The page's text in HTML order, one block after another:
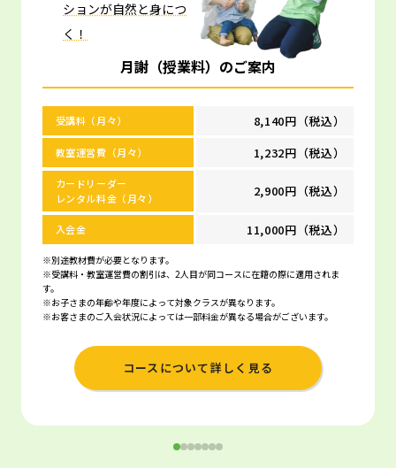
ションが自然と身につ
く！
月謝（授業料）のご案内
受講料（月々） 8,140円（税込）
教室運営費（月々） 1,232円（税込）
カードリーダー
レンタル料金（月々）
2,900円（税込）
入会金 11,000円（税込）
※別途教材費が必要となります。
※受講料・教室運営費の割引は、2人目が同コースに在籍の際に適用されま
す。
※お子さまの年齢や年度によって対象クラスが異なります。
※お客さまのご入会状況によっては一部料金が異なる場合がございます。
コースについて詳しく見る